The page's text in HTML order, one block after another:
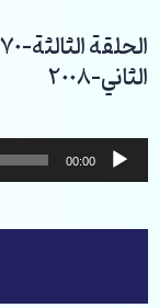
إلى
المحتوى
الثاني-2008
مشغل
الصوت
00:00